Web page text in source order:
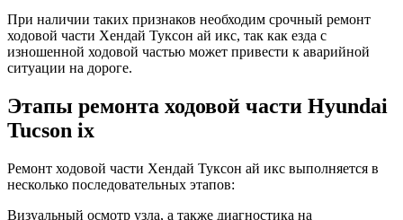
При наличии таких признаков необходим срочный ремонт
ходовой части Хендай Туксон ай икс, так как езда с
изношенной ходовой частью может привести к аварийной
ситуации на дороге.
Этапы ремонта ходовой части Hyundai
Tucson ix
Ремонт ходовой части Хендай Туксон ай икс выполняется в
несколько последовательных этапов:
Визуальный осмотр узла, а также диагностика на